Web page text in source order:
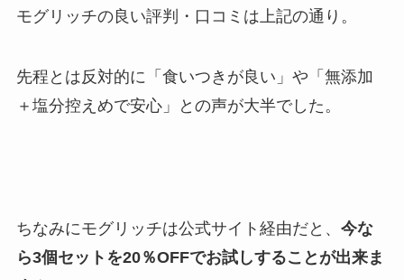
モグリッチの良い評判・口コミは上記の通り。
先程とは反対的に「食いつきが良い」や「無添加
＋塩分控えめで安心」との声が大半でした。
ちなみにモグリッチは公式サイト経由だと、 今な
ら3個セットを20％OFFでお試しすることが出来ま